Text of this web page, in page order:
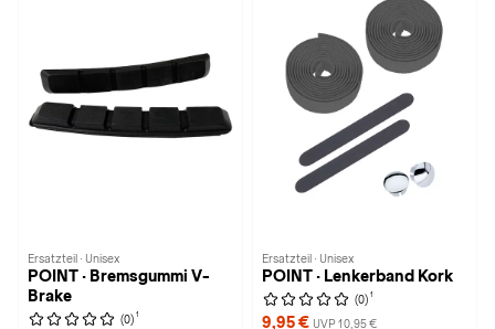
Ersatzteil · Unisex
POINT · Bremsgummi V-
Brake
(0) 1
Ersatzteil · Unisex
POINT · Lenkerband Kork
(0) 1
9,95 € UVP 10,95 €